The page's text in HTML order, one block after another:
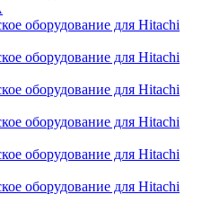
оборудование для Hitachi
оборудование для Hitachi
оборудование для Hitachi
оборудование для Hitachi
оборудование для Hitachi
оборудование для Hitachi